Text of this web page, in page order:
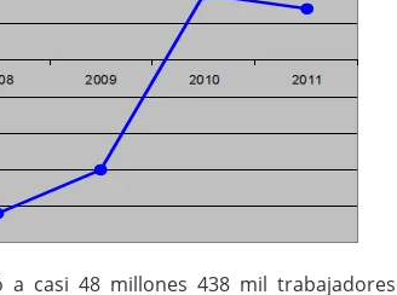
a casi 48 millones 438 mil trabajadores